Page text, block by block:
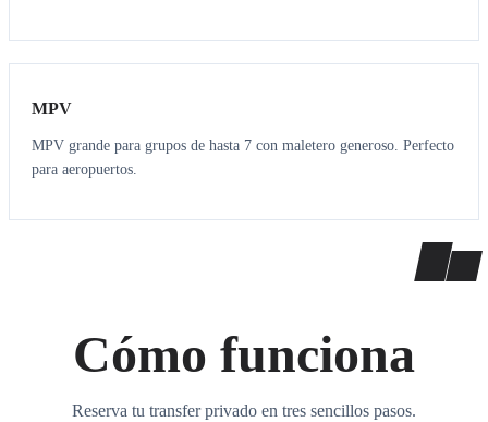
7 7
MPV
MPV grande para grupos de hasta 7 con maletero generoso. Perfecto
para aeropuertos.
Cómo funciona
Reserva tu transfer privado en tres sencillos pasos.